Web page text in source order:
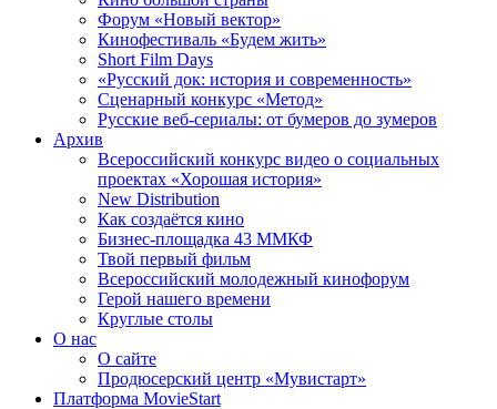
Форум «Новый вектор»
Кинофестиваль «Будем жить»
Short Film Days
«Русский док: история и современность»
Сценарный конкурс «Метод»
Русские веб-сериалы: от бумеров до зумеров
Архив
Всероссийский конкурс видео о социальных
проектах «Хорошая история»
New Distribution
Как создаётся кино
Бизнес-площадка 43 ММКФ
Твой первый фильм
Всероссийский молодежный кинофорум
Герой нашего времени
Круглые столы
О нас
О сайте
Продюсерский центр «Мувистарт»
Платформа MovieStart